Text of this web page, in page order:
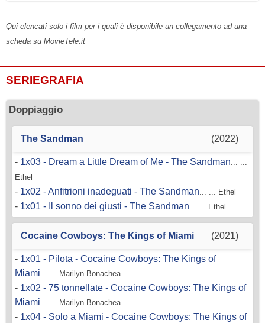
Qui elencati solo i film per i quali è disponibile un collegamento ad una
scheda su MovieTele.it
SERIEGRAFIA
Doppiaggio
The Sandman (2022)
- 1x03 - Dream a Little Dream of Me - The Sandman... ...
Ethel
- 1x02 - Anfitrioni inadeguati - The Sandman... ... Ethel
- 1x01 - Il sonno dei giusti - The Sandman... ... Ethel
Cocaine Cowboys: The Kings of Miami (2021)
- 1x01 - Pilota - Cocaine Cowboys: The Kings of
Miami... ... Marilyn Bonachea
- 1x02 - 75 tonnellate - Cocaine Cowboys: The Kings of
Miami... ... Marilyn Bonachea
- 1x04 - Solo a Miami - Cocaine Cowboys: The Kings of